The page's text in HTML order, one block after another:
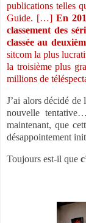
publications telles
Guide. […] En
classement des
classée au
sitcom la plus
la troisième plus
millions de
J’ai alors décidé de
nouvelle
maintenant, que
désappointement
Toujours est-il que